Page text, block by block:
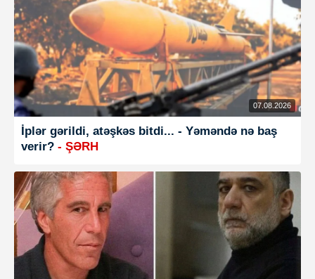
07.08.2026
İplər gərildi, atəşkəs bitdi... - Yəməndə nə baş
verir? - ŞƏRH